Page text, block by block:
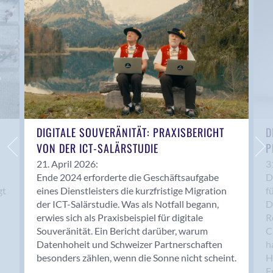
Anwil
Appenzell
Au SG
Baar
Baden
Balsthal
Balzers
Basel
Bassersdorf
Belp
Bendern
Benken (SG)
Bergdietikon
Berlin
Bern
Bern - Liebefeld
DIGITALE SOUVERÄNITÄT: PRAXISBERICHT
VON DER ICT-SALÄRSTUDIE
21. April 2026:
Ende 2024 erforderte die Geschäftsaufgabe
eines Dienstleisters die kurzfristige Migration
der ICT-Salärstudie. Was als Notfall begann,
erwies sich als Praxisbeispiel für digitale
Souveränität. Ein Bericht darüber, warum
Datenhoheit und Schweizer Partnerschaften
besonders zählen, wenn die Sonne nicht scheint.